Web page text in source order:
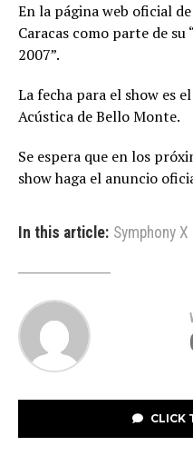
En la página web oficial
Caracas como parte de
2007”.
La fecha para el show es
Acústica de Bello Monte.
Se espera que en los
show haga el anuncio
In this article: Symphony X
CLICK